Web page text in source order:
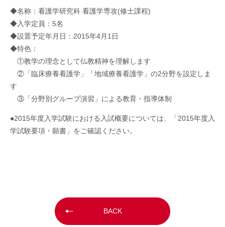
◆名称：看護学研究科 看護学専攻(修士課程)
◆入学定員：5名
◆設置予定年月日：2015年4月1日
◆特色：
①教学の理念として仏教精神を理解します
②「臨床療養看護学」「地域療養看護学」の2分野を設定しま
す
③「分野別グループ演習」による教育・指導体制
●2015年度入学試験における入試概要については、「2015年度入
学試験要項・願書」をご確認ください。
BACK